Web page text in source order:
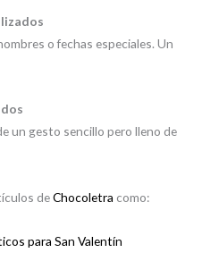
o fechas especiales. Un
un gesto sencillo pero lleno de
deChocoletra como:
para San Valentín